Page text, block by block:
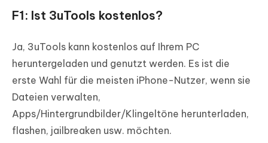
F1: Ist 3uTools kostenlos?
Ja, 3uTools kann kostenlos auf Ihrem PC
heruntergeladen und genutzt werden. Es ist die
erste Wahl für die meisten iPhone-Nutzer, wenn sie
Dateien verwalten,
Apps/Hintergrundbilder/Klingeltöne herunterladen,
flashen, jailbreaken usw. möchten.